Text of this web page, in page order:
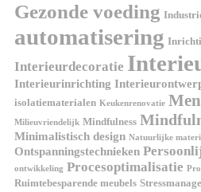
Gezonde voeding
automatisering
Interieurdecoratie
Interieurinrichting
isolatiematerialen Keukenrenovatie
Milieuvriendelijk Mindfulness
Minimalistisch design Natuurlijke
Ontspanningstechnieken
ontwikkeling Procesoptimalisatie
Ruimtebesparende meubels